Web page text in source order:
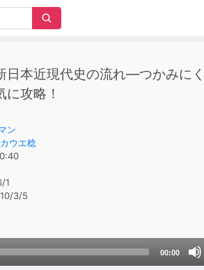
日本近現代史の流れ―つかみに
攻略！
ン
ウエ稔
1
3/5
00:00